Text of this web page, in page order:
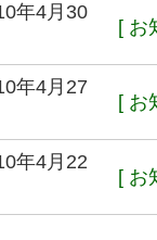
年4月30
[ お
年4月27
[ お
年4月22
[ お